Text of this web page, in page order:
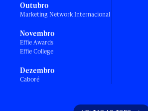
Outubro
Marketing Network Internacional
Novembro
Effie Awards
Effie College
Dezembro
Caboré